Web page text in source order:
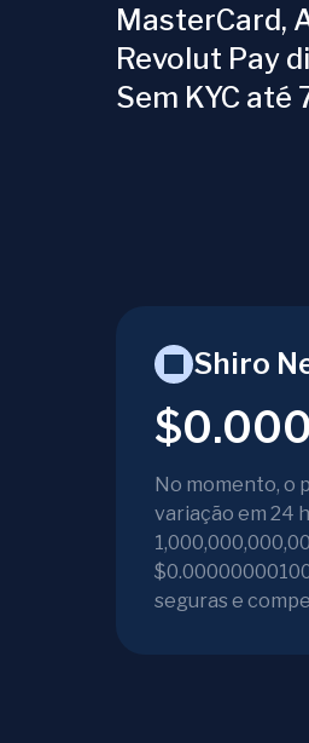
MasterCard,
Revolut Pay
Sem KYC até
Shiro
No momento, o
variação em 24
seguras e